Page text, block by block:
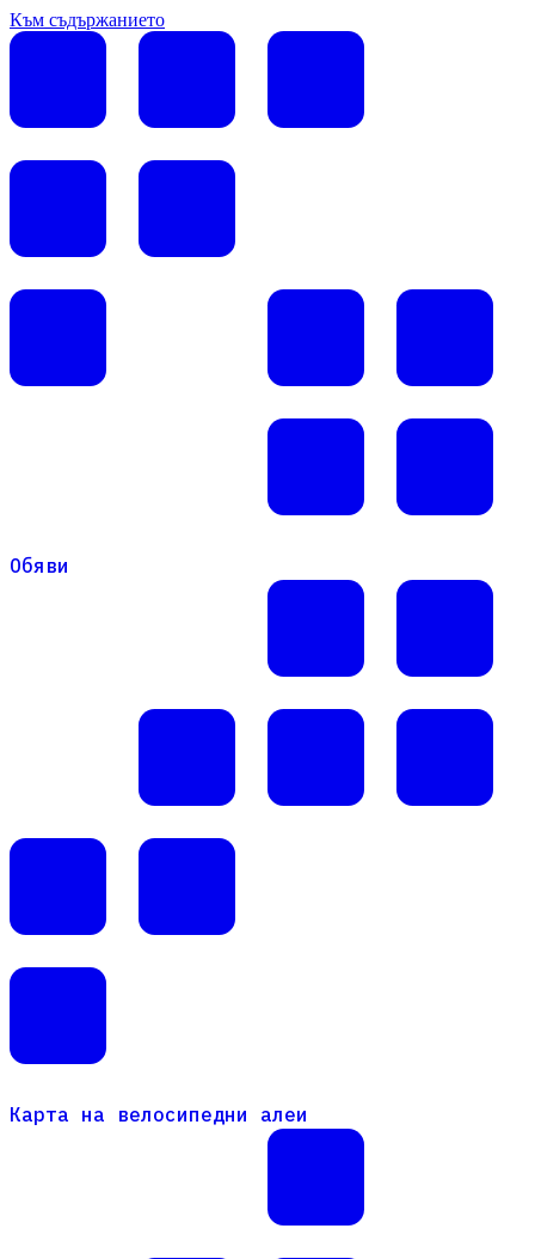
Към съдържанието
Обяви
Карта на велосипедни алеи
Карта на велосипедни алеи